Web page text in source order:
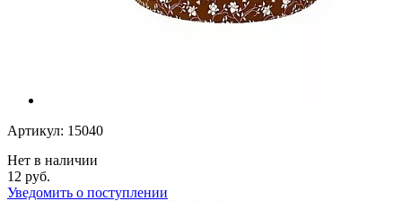
Артикул: 15040
Нет в наличии
12 руб.
Уведомить о поступлении